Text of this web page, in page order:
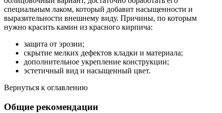
специальным лаком, который добавит насыщенности и
выразительности внешнему виду. Причины, по которым
нужно красить камин из красного кирпича:
защита от эрозии;
скрытие мелких дефектов кладки и материала;
дополнительное укрепление конструкции;
эстетичный вид и насыщенный цвет.
Вернуться к оглавлению
Общие рекомендации